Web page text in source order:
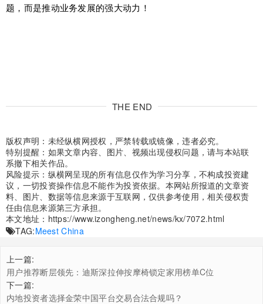
题，而是推动业务发展的强大动力！
THE END
版权声明：未经纵横网授权，严禁转载或镜像，违者必究。
特别提醒：如果文章内容、图片、视频出现侵权问题，请与本站联
系撤下相关作品。
风险提示：纵横网呈现的所有信息仅作为学习分享，不构成投资建
议，一切投资操作信息不能作为投资依据。本网站所报道的文章资
料、图片、数据等信息来源于互联网，仅供参考使用，相关侵权责
任由信息来源第三方承担。
本文地址： https://www.izongheng.net/news/kx/7072.html
TAG:Meest China
上一篇:
用户推荐断层领先：迪斯深拉伸按摩椅锁定家用榜单C位
下一篇:
内地投资者选择金荣中国平台交易合法合规吗？